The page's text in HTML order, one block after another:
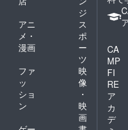
ジ
アニ
メ・
漫画
ス
ポ
ー
ツ
ファ
ッ
ショ
ン
映
像
・
映
画
CA
MP
FI
RE
ア
カ
デ